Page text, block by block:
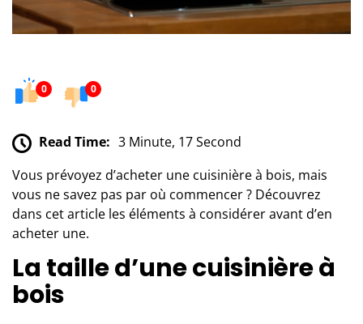
0 0
Read Time: 3 Minute, 17 Second
Vous prévoyez d’acheter une cuisinière à bois, mais
vous ne savez pas par où commencer ? Découvrez
dans cet article les éléments à considérer avant d’en
acheter une.
La taille d’une cuisinière à
bois